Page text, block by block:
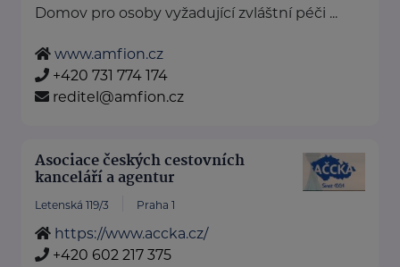
Domov pro osoby vyžadující zvláštní péči ...
www.amfion.cz
+420 731 774 174
reditel@amfion.cz
Asociace českých cestovních
kanceláří a agentur
Letenská 119/3 Praha 1
https://www.accka.cz/
+420 602 217 375